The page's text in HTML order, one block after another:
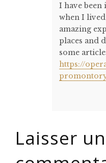
I have
when I
amazing
places and
some
https://
Laisser un